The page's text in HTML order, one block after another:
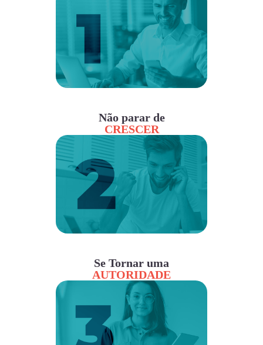
Não parar de
CRESCER
Se Tornar uma
AUTORIDADE